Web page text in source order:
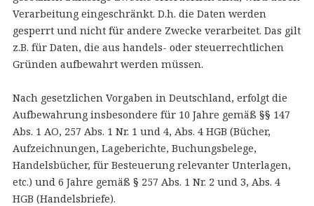
Verarbeitung eingeschränkt. D.h. die Daten werden
gesperrt und nicht für andere Zwecke verarbeitet. Das gilt
z.B. für Daten, die aus handels- oder steuerrechtlichen
Gründen aufbewahrt werden müssen.
Nach gesetzlichen Vorgaben in Deutschland, erfolgt die
Aufbewahrung insbesondere für 10 Jahre gemäß §§ 147
Abs. 1 AO, 257 Abs. 1 Nr. 1 und 4, Abs. 4 HGB (Bücher,
Aufzeichnungen, Lageberichte, Buchungsbelege,
Handelsbücher, für Besteuerung relevanter Unterlagen,
etc.) und 6 Jahre gemäß § 257 Abs. 1 Nr. 2 und 3, Abs. 4
HGB (Handelsbriefe).